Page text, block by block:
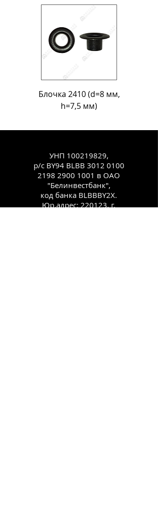
Блочка 2410 (d=8 мм,
h=7,5 мм)
УНП 100219829,
р/с BY94 BLBB 3012 0100
2198 2900 1001 в ОАО
"Белинвестбанк",
код банка BLBBBY2X.
Юр.адрес: 220123, г.